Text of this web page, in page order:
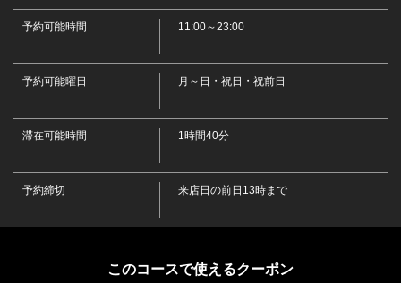
ンパリトニック・カンパリウーロン・カンパリオレンジ・カンパリグレ
ープフルーツ
・カルーアソーダ・カルーアウーロン・カルーアオレンジ・レッドア
イ・シャンディーガフ
・サワー・酎ハイ
・黒霧島【芋】・一番札【麦】
・吉乃川
予約可能時間 11:00～23:00
予約可能曜日 月～日・祝日・祝前日
滞在可能時間 1時間40分
予約締切 来店日の前日13時まで
このコースで使えるクーポン